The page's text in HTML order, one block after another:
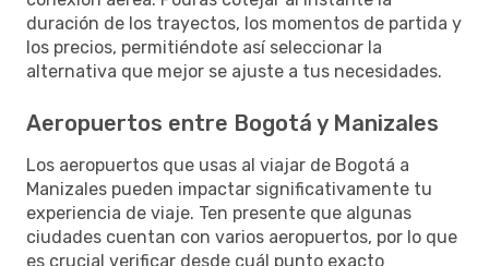
duración de los trayectos, los momentos de partida y
los precios, permitiéndote así seleccionar la
alternativa que mejor se ajuste a tus necesidades.
Aeropuertos entre Bogotá y Manizales
Los aeropuertos que usas al viajar de Bogotá a
Manizales pueden impactar significativamente tu
experiencia de viaje. Ten presente que algunas
ciudades cuentan con varios aeropuertos, por lo que
es crucial verificar desde cuál punto exacto